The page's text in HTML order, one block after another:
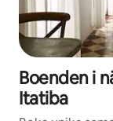
Boenden i
Itatiba